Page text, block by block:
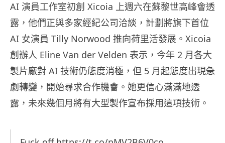
AI 演員工作室初創 Xicoia 上週六在蘇黎世高峰會透
露，他們正與多家經紀公司洽談，計劃將旗下首位
AI 女演員 Tilly Norwood 推向荷里活發展。Xicoia
創辦人 Eline Van der Velden 表示，今年 2 月各大
製片廠對 AI 技術仍態度消極，但 5 月起態度出現急
劇轉變，開始尋求合作機會。她更信心滿滿地透
露，未來幾個月將有大型製作宣布採用這項技術。